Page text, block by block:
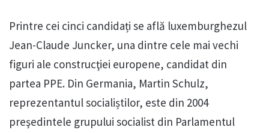
Printre cei cinci candidați se află luxemburghezul
Jean-Claude Juncker, una dintre cele mai vechi
figuri ale construcţiei europene, candidat din
partea PPE. Din Germania, Martin Schulz,
reprezentantul socialiștilor, este din 2004
preşedintele grupului socialist din Parlamentul